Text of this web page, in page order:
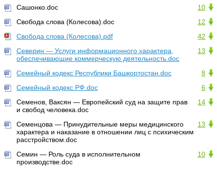
10
Сашонко.doc
12
Свобода слова (Колесова).doc
42
Свобода слова (Колесова).pdf
13
Северин — Услуги информационного характера,
обеспечивающие коммерческую деятельность.doc
8
Семейный кодекс Республики Башкортостан.doc
6
Семейный кодекс РФ.doc
14
Семенов, Ваксян — Европейский суд на защите прав
и свобод человека.doc
13
Семенцова — Принудительные меры медицинского
характера и наказание в отношении лиц с психическим
расстройством.doc
10
Семин — Роль суда в исполнительном
производстве.doc